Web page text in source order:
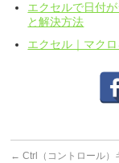
エクセルで日付
と解決方法
エクセル｜マク
← Ctrl（コントロール）